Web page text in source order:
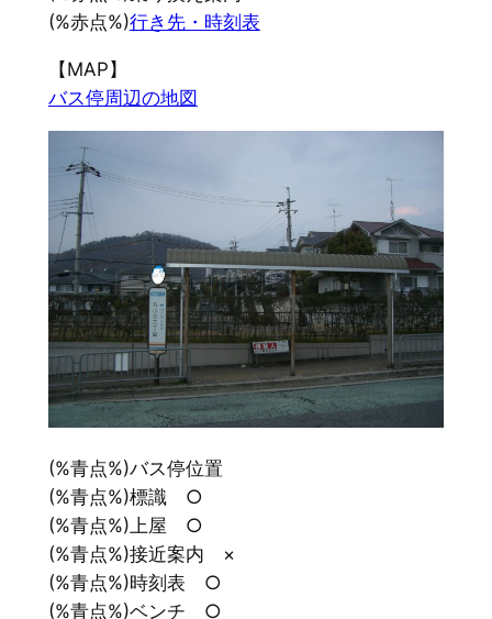
(%赤点%)行き先・時刻表
【MAP】
バス停周辺の地図
(%青点%)バス停位置
(%青点%)標識 ○
(%青点%)上屋 ○
(%青点%)接近案内 ×
(%青点%)時刻表 ○
(%青点%)ベンチ ○